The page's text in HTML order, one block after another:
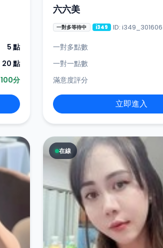
5 點
20 點
100分
六六美
一對多等待中 i349 ID: i349_301606
一對多點數
一對一點數
滿意度評分
立即進入
在線